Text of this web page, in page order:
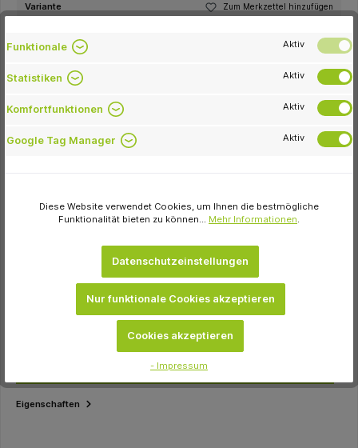
Zum Merkzettel hinzufügen
Variante
Stück
Farbe
lila
orange
transparent
20Z401A
Medicom
Stück Tray 34 x 24,5 x 2,2 cm, ohne Einteilung weiß
Eigenschaften
Funktionale Aktiv
Statistiken Aktiv
Komfortfunktionen Aktiv
Google Tag Manager Aktiv
Diese Website verwendet Cookies, um Ihnen die bestmögliche
Funktionalität bieten zu können... Mehr Informationen.
Datenschutzeinstellungen
Nur funktionale Cookies akzeptieren
Cookies akzeptieren
- Impressum